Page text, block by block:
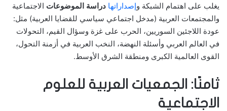
يغلب على اهتمام الشبكة وإصداراتها دراسة الموضوعات الاجتماعية
والمجتمعات العربية (مدخل اجتماعي سياسي للقضايا العربية) مثل:
عودة اللاجئين السوريين، الحرب على غزة وسؤال القيم، التحولات
في العالم العربي وأسئلة النهضة، النخب العربية في أزمنة التحول،
القوى العالمية الكبرى ومنطقة الشرق الأوسط.
ثامنًا: الجمعيات العربية للعلوم
الاجتماعية